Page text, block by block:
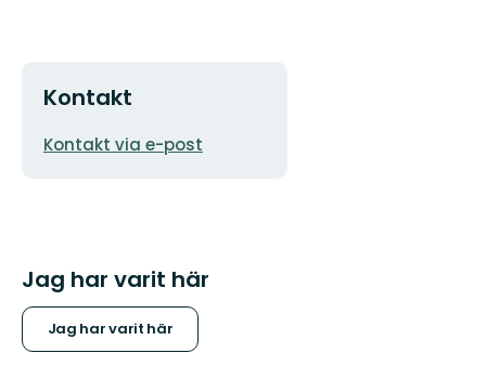
Kontakt
E-
Kontakt via e-post
Jag har varit här
Jag har varit här